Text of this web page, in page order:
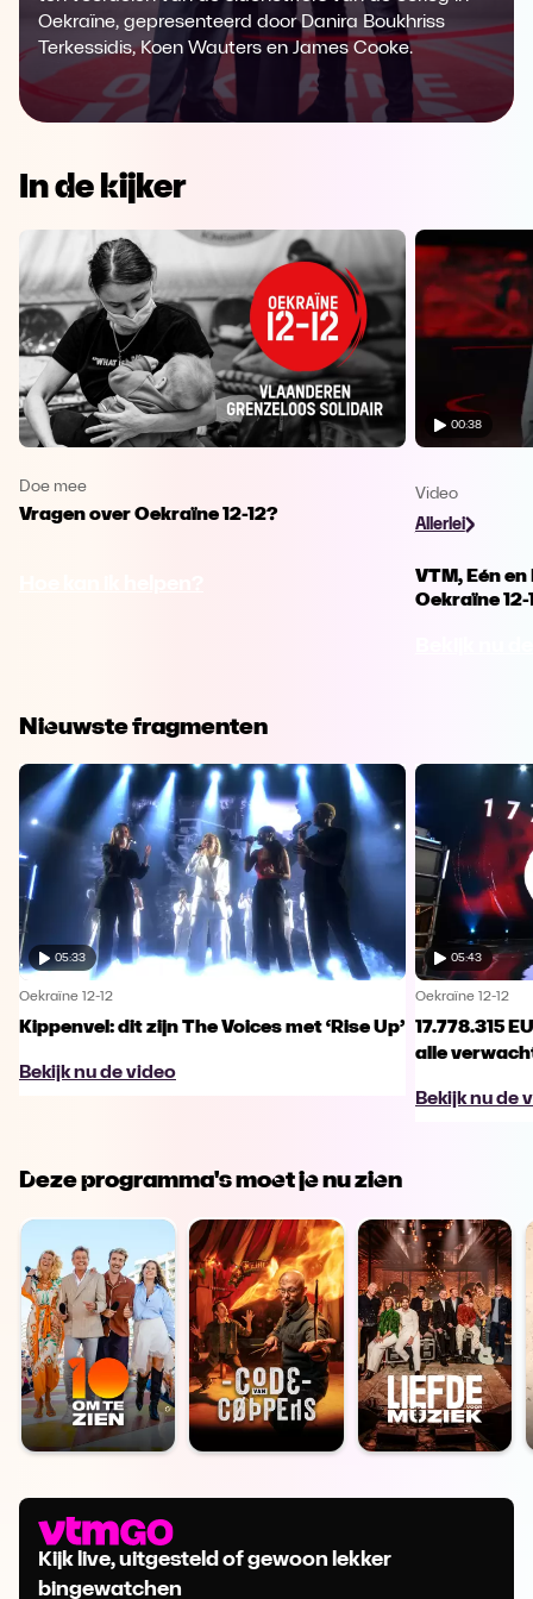
Oekraïne, gepresenteerd door Danira Boukhriss
Terkessidis, Koen Wauters en James Cooke.
In de kijker
Doe mee
Vragen over Oekraïne 12-12?
00:38
Video
Allerlei
VTM, Eén
Oekraïne 12-
Nieuwste fragmenten
05:33
Oekraïne 12-12
Kippenvel: dit zijn The Voices met ‘Rise Up’
Bekijk nu de video
05:43
Oekraïne 12-12
17.778.315
alle
Bekijk nu de
Deze programma's moet je nu zien
Kijk live, uitgesteld of gewoon lekker
bingewatchen